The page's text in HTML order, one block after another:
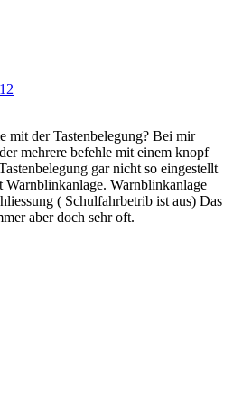
mit der Tastenbelegung? Bei mir
mehrere befehle mit einem knopf
gar nicht so eingestellt
Warnblinkanlage. Warnblinkanlage
( Schulfahrbetrib ist aus) Das
aber doch sehr oft.